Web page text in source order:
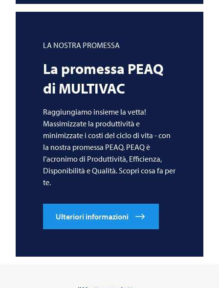
LA NOSTRA PROMESSA
La promessa PEAQ
di MULTIVAC
Raggiungiamo insieme la vetta!
Massimizzate la produttività e
minimizzate i costi del ciclo di vita - con
la nostra promessa PEAQ. PEAQ è
l'acronimo di Produttività, Efficienza,
Disponibilità e Qualità. Scopri cosa fa per
te.
Ulteriori informazioni